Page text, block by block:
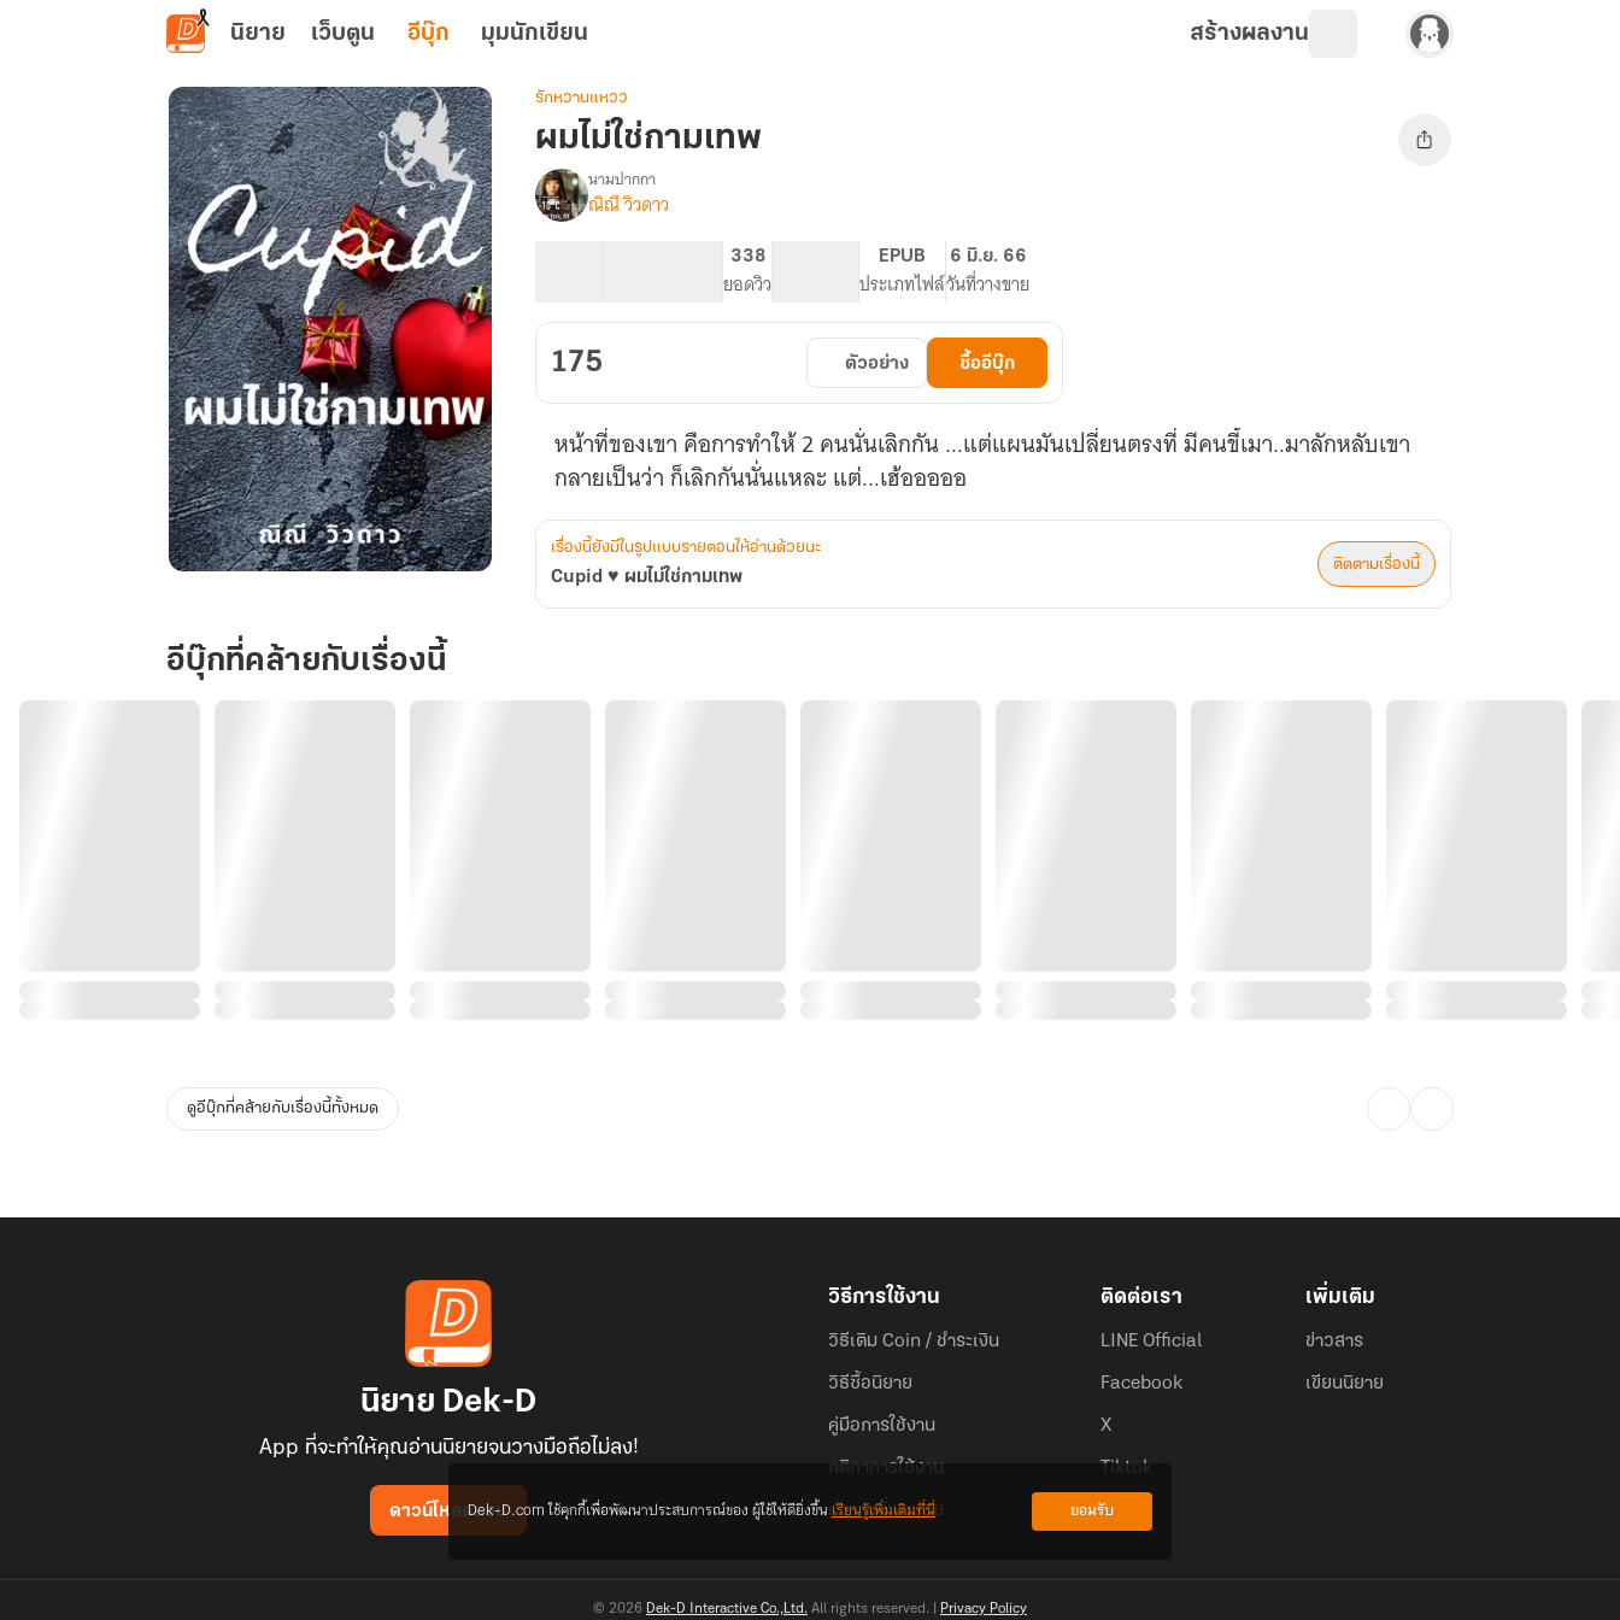
ข้ามไปยังเนื้อหาหลัก
นิยาย เว็บตูน อีบุ๊ก มุมนักเขียน สร้างผลงาน
กามเทพ
รักหวานแหวว
ผมไม่ใช่กามเทพ
เรื่องCupid
นามปากกา
ณิณี วิวดาว
338
ยอดวิว
EPUB
ประเภทไฟล์
6 มิ.ย. 66
วันที่วางขาย
175 ตัวอย่าง ซื้ออีบุ๊ก
หน้าที่ของเขา คือการทำให้ 2 คนนั่นเลิกกัน ...แต่แผนมันเปลี่ยนตรงที่ มีคนขี้เมา..มาลักหลับเขา
กลายเป็นว่า ก็เลิกกันนั่นแหละ แต่...เฮ้อออออ
เรื่องนี้ยังมีในรูปแบบรายตอนให้อ่านด้วยนะ
Cupid ♥ ผมไม่ใช่กามเทพ
ติดตามเรื่องนี้
อีบุ๊กที่คล้ายกับเรื่องนี้
ดูอีบุ๊กที่คล้ายกับเรื่องนี้ทั้งหมด
นิยาย Dek-D
App ที่จะทำให้คุณอ่านนิยายจนวางมือถือไม่ลง!
ดาวน์โหลดแอป
วิธีการใช้งาน
วิธีเติม Coin / ชำระเงิน
วิธีซื้อนิยาย
คู่มือการใช้งาน
กติกาการใช้งาน
คำถามที่พบบ่อย
ติดต่อเรา
LINE Official
Facebook
X
Tiktok
เพิ่มเติม
ข่าวสาร
เขียนนิยาย
© 2026 Dek-D Interactive Co.,Ltd. All rights reserved. | Privacy Policy
Dek-D.com ใช้คุกกี้เพื่อพัฒนาประสบการณ์ของ ผู้ใช้ให้ดียิ่งขึ้นเรียนรู้เพิ่มเติมที่นี่ ยอมรับ